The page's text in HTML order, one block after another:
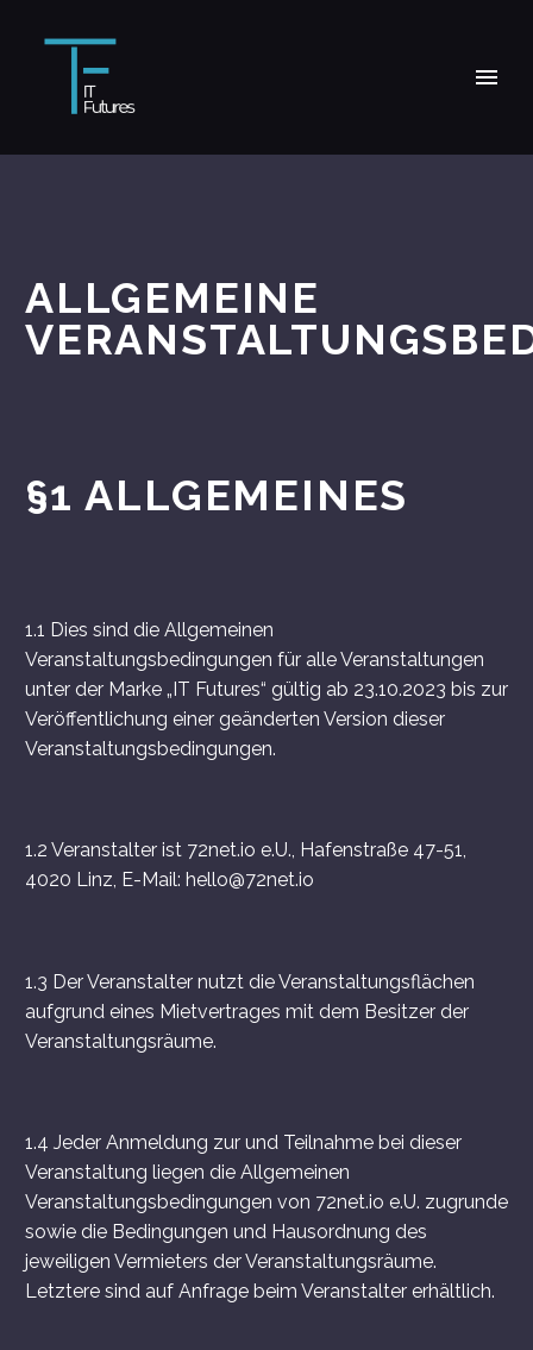
ALLGEMEINE
§1 ALLGEMEINES
1.1 Dies sind die Allgemeinen
Veranstaltungsbedingungen für alle Veranstaltungen
unter der Marke „IT Futures“ gültig ab 23.10.2023 bis zur
Veröffentlichung einer geänderten Version dieser
Veranstaltungsbedingungen.
1.2 Veranstalter ist 72net.io e.U., Hafenstraße 47-51,
4020 Linz, E-Mail: hello@72net.io
1.3 Der Veranstalter nutzt die Veranstaltungsflächen
aufgrund eines Mietvertrages mit dem Besitzer der
Veranstaltungsräume.
1.4 Jeder Anmeldung zur und Teilnahme bei dieser
Veranstaltung liegen die Allgemeinen
Veranstaltungsbedingungen von 72net.io e.U. zugrunde
sowie die Bedingungen und Hausordnung des
jeweiligen Vermieters der Veranstaltungsräume.
Letztere sind auf Anfrage beim Veranstalter erhältlich.